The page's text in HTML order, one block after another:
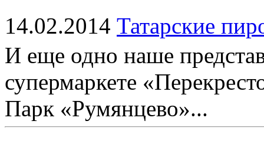
14.02.2014 Татарские
И еще одно наше
супермаркете
Парк «Румянцево»...